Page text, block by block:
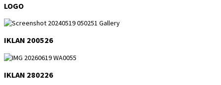
LOGO
IKLAN 200526
IKLAN 280226